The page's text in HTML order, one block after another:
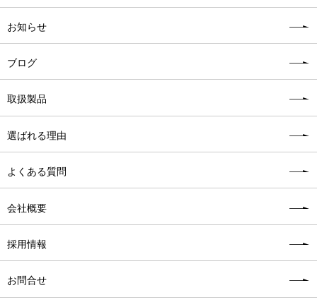
お知らせ
ブログ
取扱製品
選ばれる理由
よくある質問
会社概要
採用情報
お問合せ